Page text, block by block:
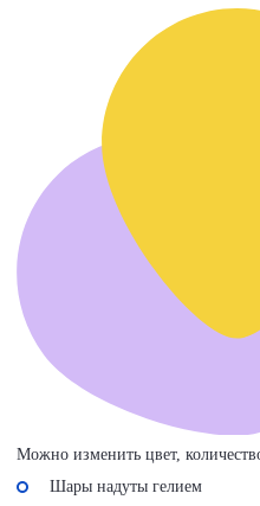
Можно изменить цвет,
Шары надуты гелием